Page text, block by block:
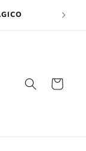
Carrito